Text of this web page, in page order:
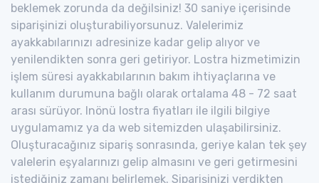
beklemek zorunda da değilsiniz! 30 saniye içerisinde
siparişinizi oluşturabiliyorsunuz. Valelerimiz
ayakkabılarınızı adresinize kadar gelip alıyor ve
yenilendikten sonra geri getiriyor. Lostra hizmetimizin
işlem süresi ayakkabılarının bakım ihtiyaçlarına ve
kullanım durumuna bağlı olarak ortalama 48 - 72 saat
arası sürüyor. Inönü lostra fiyatları ile ilgili bilgiye
uygulamamız ya da web sitemizden ulaşabilirsiniz.
Oluşturacağınız sipariş sonrasında, geriye kalan tek şey
valelerin eşyalarınızı gelip almasını ve geri getirmesini
istediğiniz zamanı belirlemek. Siparişinizi verdikten